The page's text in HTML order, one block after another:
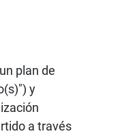
plan de
y
a través